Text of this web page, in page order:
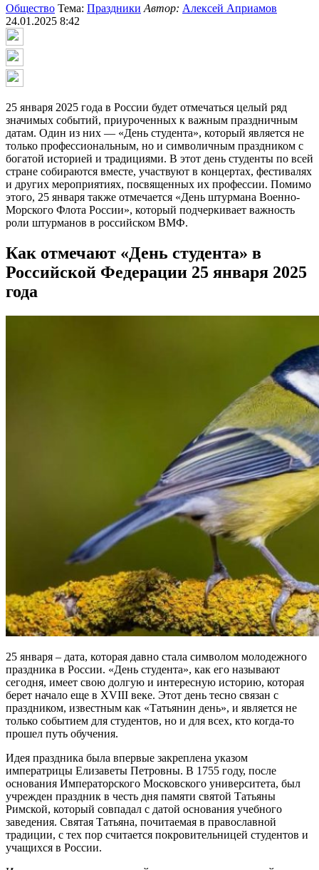
Общество Тема: Праздники Автор: Алексей Априамов
24.01.2025 8:42
25 января 2025 года в России будет отмечаться целый ряд
значимых событий, приуроченных к важным праздничным
датам. Один из них — «День студента», который является не
только профессиональным, но и символичным праздником с
богатой историей и традициями. В этот день студенты по всей
стране собираются вместе, участвуют в концертах, фестивалях
и других мероприятиях, посвященных их профессии. Помимо
этого, 25 января также отмечается «День штурмана Военно-
Морского Флота России», который подчеркивает важность
роли штурманов в российском ВМФ.
Как отмечают «День студента» в
Российской Федерации 25 января 2025
года
25 января – дата, которая давно стала символом молодежного
праздника в России. «День студента», как его называют
сегодня, имеет свою долгую и интересную историю, которая
берет начало еще в XVIII веке. Этот день тесно связан с
праздником, известным как «Татьянин день», и является не
только событием для студентов, но и для всех, кто когда-то
прошел путь обучения.
Идея праздника была впервые закреплена указом
императрицы Елизаветы Петровны. В 1755 году, после
основания Императорского Московского университета, был
учрежден праздник в честь дня памяти святой Татьяны
Римской, который совпадал с датой основания учебного
заведения. Святая Татьяна, почитаемая в православной
традиции, с тех пор считается покровительницей студентов и
учащихся в России.